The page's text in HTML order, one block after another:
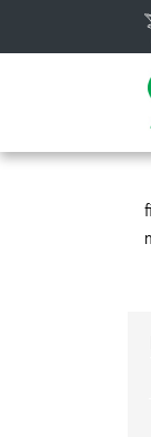
sulla
Strumenti